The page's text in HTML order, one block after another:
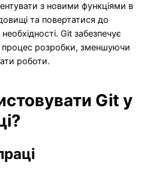
з новими функціями в
та повертатися до
Git забезпечує
процес розробки, зменшуючи
роботи.
Git у